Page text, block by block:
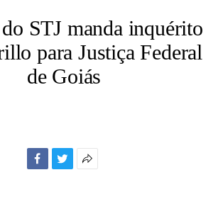
STJ manda inquérito
para Justiça Federal
de Goiás